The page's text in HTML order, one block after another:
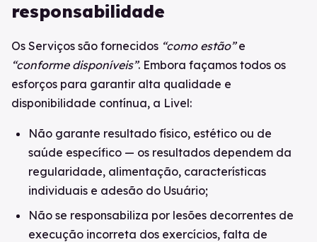
responsabilidade
Os Serviços são fornecidos “como estão”e
“conforme disponíveis”. Embora façamos todos os
esforços para garantir alta qualidade e
disponibilidade contínua, a Livel:
Não garante resultado físico, estético ou de
saúde específico — os resultados dependem da
regularidade, alimentação, características
individuais e adesão do Usuário;
Não se responsabiliza por lesões decorrentes de
execução incorreta dos exercícios, falta de